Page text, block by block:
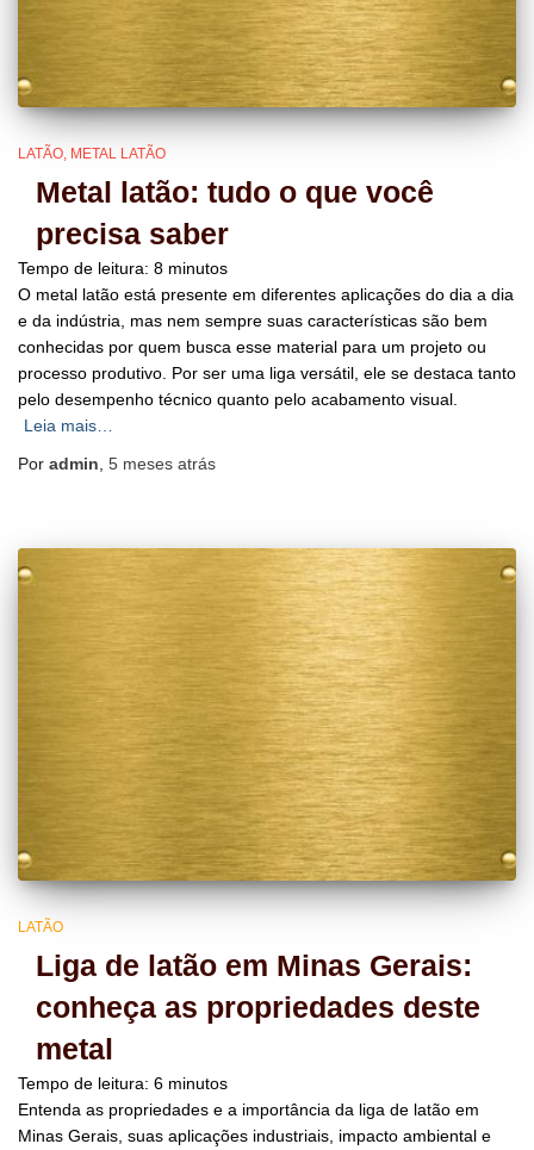
LATÃO METAL LATÃO
Metal latão: tudo o que você
precisa saber
Tempo de leitura: 8 minutos
O metal latão está presente em diferentes aplicações do dia a dia
e da indústria, mas nem sempre suas características são bem
conhecidas por quem busca esse material para um projeto ou
processo produtivo. Por ser uma liga versátil, ele se destaca tanto
pelo desempenho técnico quanto pelo acabamento visual.
Leia mais…
Por admin 5 meses atrás
LATÃO
Liga de latão em Minas Gerais:
conheça as propriedades deste
metal
Tempo de leitura: 6 minutos
Entenda as propriedades e a importância da liga de latão em
Minas Gerais, suas aplicações industriais, impacto ambiental e